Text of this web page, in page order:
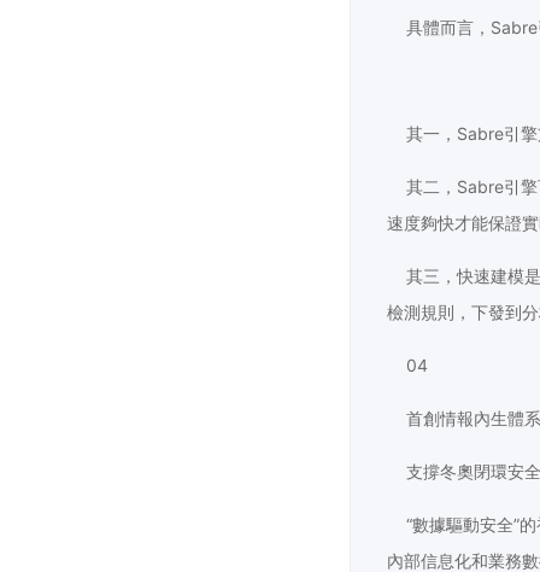
具體而言，Sabre
其一，Sabre引擎
其二，Sabre引擎
速度夠快才能保證
其三，快速建模
檢測規則，下發到
04
首創情報內生體系
支撐冬奧閉環安
“數據驅動安全”
內部信息化和業務